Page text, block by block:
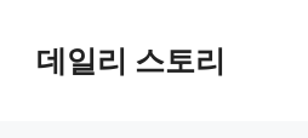
데일리 스토리